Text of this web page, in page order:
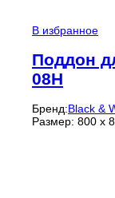
В избранное
Поддон
08H
Бренд:Black &
Размер: 800 x